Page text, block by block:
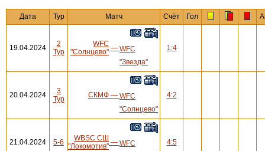
Дата Тур Матч Счёт Гол
19.04.2024
2
Тур
WFC
"Солнцево" — WFC
"Звезда"
1:4
20.04.2024
3
Тур
СКМФ — WFC
"Солнцево"
4:2
21.04.2024 5-6
WBSC СШ
"Локомотив" — WFC
4:5